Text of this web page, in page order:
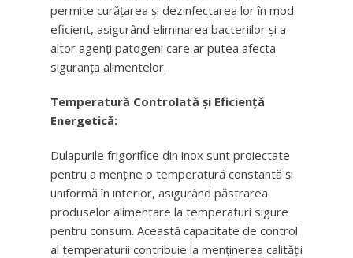
permite curățarea și dezinfectarea lor în mod
eficient, asigurând eliminarea bacteriilor și a
altor agenți patogeni care ar putea afecta
siguranța alimentelor.
Temperatură Controlată și Eficiență
Energetică:
Dulapurile frigorifice din inox sunt proiectate
pentru a menține o temperatură constantă și
uniformă în interior, asigurând păstrarea
produselor alimentare la temperaturi sigure
pentru consum. Această capacitate de control
al temperaturii contribuie la menținerea calității